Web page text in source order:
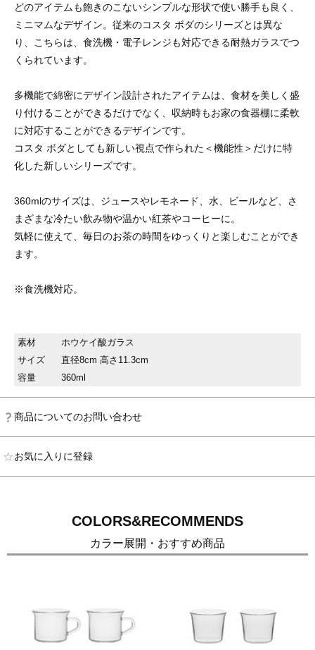
どのアイテムも飽きのこないシンプルな形状で使い勝手も良く、
ミニマムなデザイン。従来のコスタ ボダのシリーズとは異な
り、こちらは、食洗機・電子レンジも対応できる耐熱ガラスでつ
くられています。
多機能で綿密にデザイン設計されたアイテムは、食材を美しく盛
り付けることができるだけでなく、収納時もお家の食器棚に柔軟
に対応することができるデザインです。
コスタ ボダとしても新しい視点で作られた＜機能性＞だけに特
化した新しいシリーズです。
360mlのサイズは、ジュースやレモネード、水、ビールなど、さ
まざまな冷たい飲み物や温かい紅茶やコーヒーに。
気軽に使えて、毎日のお茶の時間をゆっくりと楽しむことができ
ます。
※食洗機対応。
素材
ホウケイ酸ガラス
サイズ
直径8cm 高さ11.3cm
容量
360ml
商品についてのお問い合わせ
お気に入りに登録
COLORS&RECOMMENDS
カラー展開・おすすめ商品